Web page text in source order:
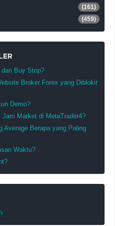
(161)
(459)
Buy Stop?
Broker Forex yang Diblokir
Demo?
Market di MetaTrader4?
Average Berapa yang Paling
Waktu?